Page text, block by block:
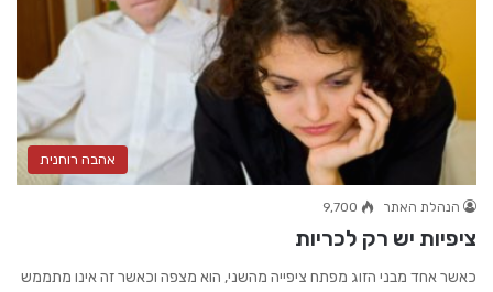
אהבה רוחנית
הנהלת האתר 9,700
ציפיות יש רק לכריות
כאשר אחד מבני הזוג מפתח ציפייה מהשני, הוא מצפה וכאשר זה אינו מתממש